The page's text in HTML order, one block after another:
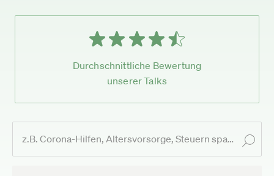
Durchschnittliche Bewertung
unserer Talks